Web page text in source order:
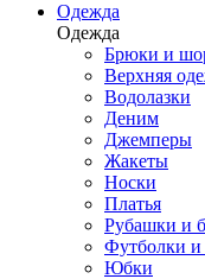
Одежда
Одежда
Брюки и
Верхняя
Водолазки
Деним
Джемперы
Жакеты
Носки
Платья
Рубашки и
Футболки
Юбки